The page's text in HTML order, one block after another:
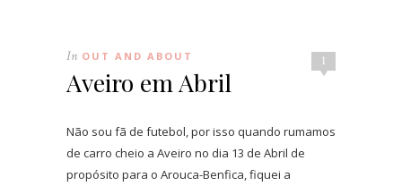
1
In OUT AND ABOUT
Aveiro em Abril
Não sou fã de futebol, por isso quando rumamos
de carro cheio a Aveiro no dia 13 de Abril de
propósito para o Arouca-Benfica, fiquei a